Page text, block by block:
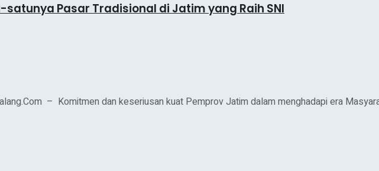
Pasar Tradisional di Jatim yang Raih SNI
– Komitmen dan keseriusan kuat Pemprov Jatim dalam menghadapi era